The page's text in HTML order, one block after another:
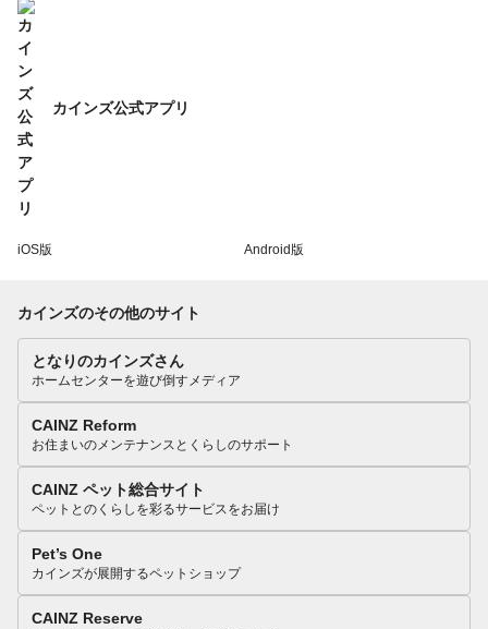
カインズ公式アプリ
iOS版 Android版
カインズのその他のサイト
となりのカインズさん
ホームセンターを遊び倒すメディア
CAINZ Reform
お住まいのメンテナンスとくらしのサポート
CAINZ ペット総合サイト
ペットとのくらしを彩るサービスをお届け
Pet’s One
カインズが展開するペットショップ
CAINZ Reserve